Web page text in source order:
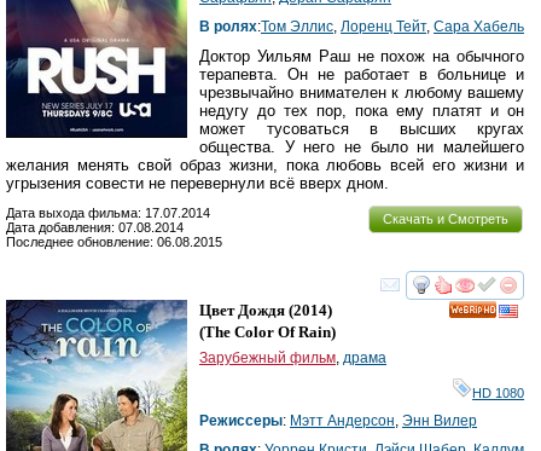
В ролях:Том Эллис, Лоренц Тейт, Сара Хабель
Доктор Уильям Раш не похож на обычного
терапевта. Он не работает в больнице и
чрезвычайно внимателен к любому вашему
недугу до тех пор, пока ему платят и он
может тусоваться в высших кругах
общества. У него не было ни малейшего
желания менять свой образ жизни, пока любовь всей его жизни и
угрызения совести не перевернули всё вверх дном.
Скачать и Смотреть
Дата выхода фильма: 17.07.2014
Дата добавления: 07.08.2014
Последнее обновление: 06.08.2015
смотреть
Цвет Дождя (2014)
(The Color Of Rain)
Зарубежный фильм, драма
HD 1080
Режиссеры: Мэтт Андерсон, Энн Вилер